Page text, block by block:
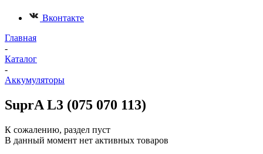
Вконтакте
Главная
-
Каталог
-
Аккумуляторы
SuprA L3 (075 070 113)
К сожалению, раздел пуст
В данный момент нет активных товаров